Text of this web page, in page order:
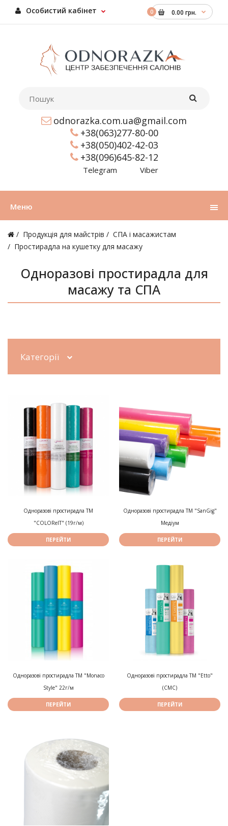
0 0.00 грн.
Особистий кабінет
odnorazka.com.ua@gmail.com
+38(063)277-80-00
+38(050)402-42-03
+38(096)645-82-12
Telegram Viber
Меню
Продукція для майстрів
СПА і масажистам
Простирадла на кушетку для масажу
Одноразові простирадла для
масажу та СПА
Категорії
Одноразові простирадла ТМ
"COLOReIT" (19г/м)
ПЕРЕЙТИ
Одноразові простирадла ТМ "SanGig"
Медіум
ПЕРЕЙТИ
Одноразові простирадла ТМ "Monaco
Style" 22г/м
ПЕРЕЙТИ
Одноразові простирадла ТМ "Etto"
(СМС)
ПЕРЕЙТИ